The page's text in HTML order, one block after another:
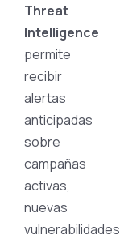
Threat
Intelligence
permite
recibir
alertas
anticipadas
sobre
campañas
activas,
nuevas
vulnerabilidades